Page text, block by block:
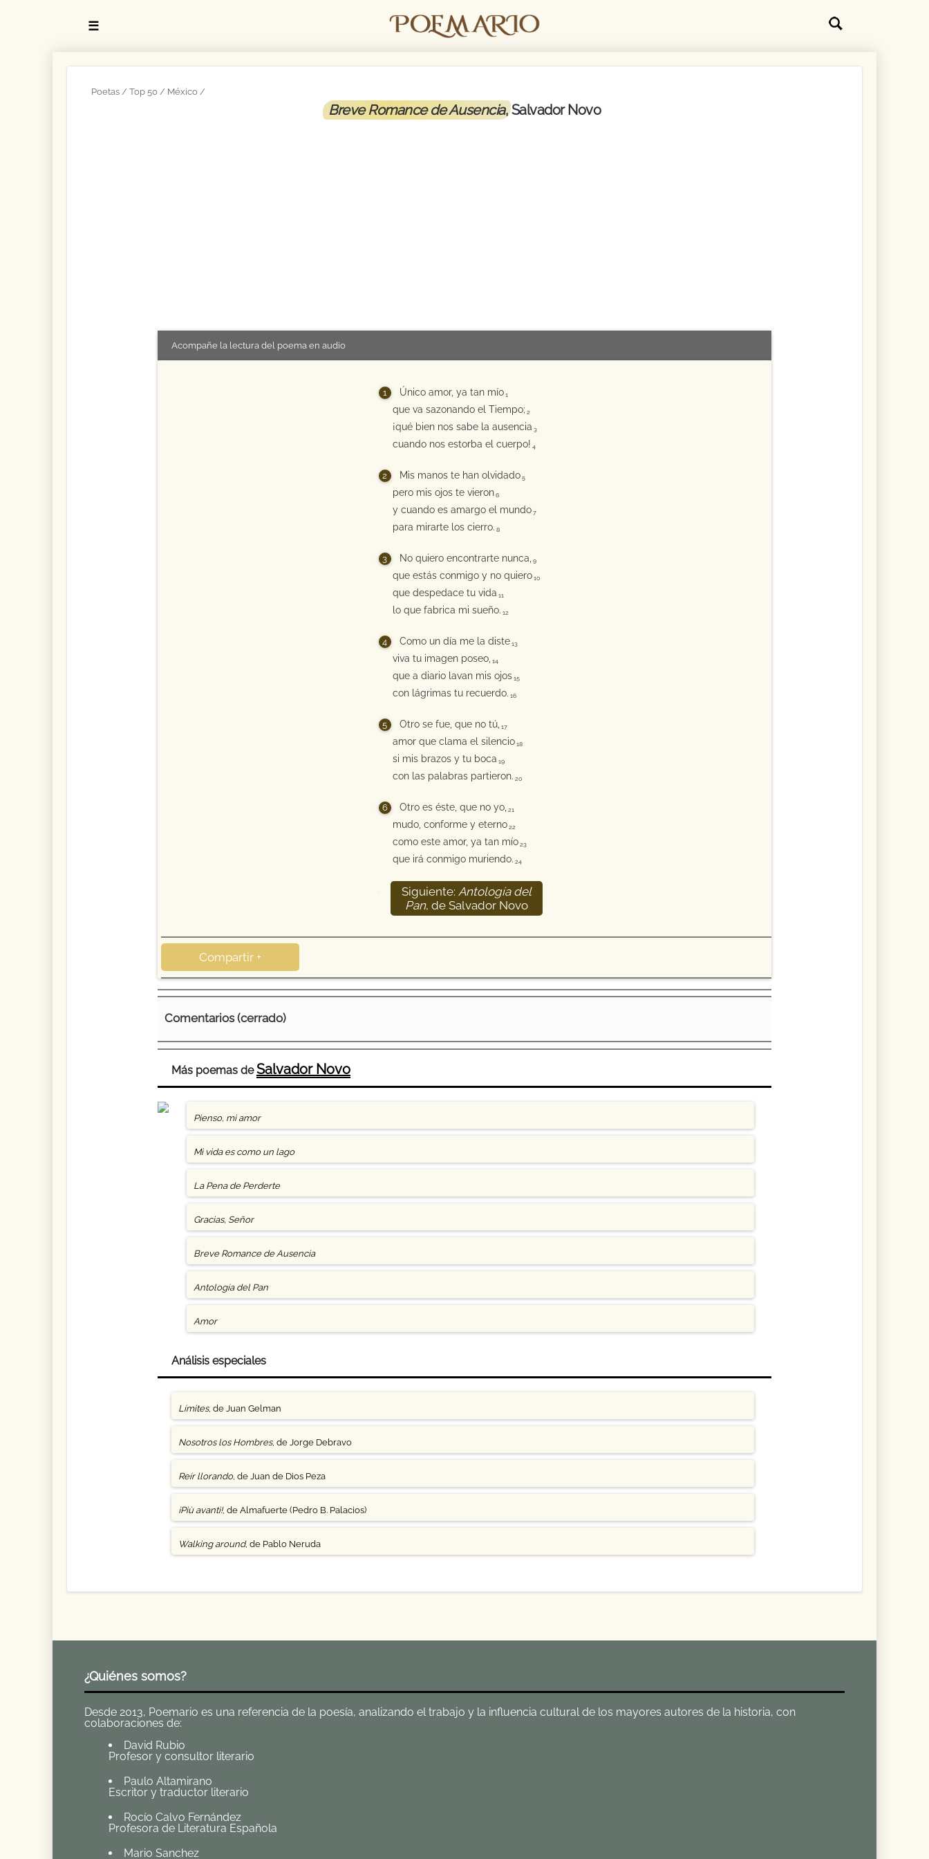
☰
Poetas Top 50 México
Breve Romance de Ausencia, Salvador Novo
Acompañe la lectura del poema en audio
Único amor, ya tan mío 1
que va sazonando el Tiempo; 2
¡qué bien nos sabe la ausencia 3
cuando nos estorba el cuerpo! 4
Mis manos te han olvidado 5
pero mis ojos te vieron 6
y cuando es amargo el mundo 7
para mirarte los cierro. 8
No quiero encontrarte nunca, 9
que estás conmigo y no quiero 10
que despedace tu vida 11
lo que fabrica mi sueño. 12
Como un día me la diste 13
viva tu imagen poseo, 14
que a diario lavan mis ojos 15
con lágrimas tu recuerdo. 16
Otro se fue, que no tú, 17
amor que clama el silencio 18
si mis brazos y tu boca 19
con las palabras partieron. 20
Otro es éste, que no yo, 21
mudo, conforme y eterno 22
como este amor, ya tan mío 23
que irá conmigo muriendo. 24
Siguiente: Antología del
Pan, de Salvador Novo
Compartir +
Comentarios (cerrado)
Más poemas deSalvador Novo
Pienso, mi amor
Mi vida es como un lago
La Pena de Perderte
Gracias, Señor
Breve Romance de Ausencia
Antología del Pan
Amor
Análisis especiales
Límites, de Juan Gelman
Nosotros los Hombres, de Jorge Debravo
Reír llorando, de Juan de Dios Peza
¡Più avanti!, de Almafuerte (Pedro B. Palacios)
Walking around, de Pablo Neruda
¿Quiénes somos?
Desde 2013, Poemario es una referencia de la poesía, analizando el trabajo y la influencia cultural de los mayores autores de la historia, con
colaboraciones de:
David Rubio
Profesor y consultor literario
Paulo Altamirano
Escritor y traductor literario
Rocío Calvo Fernández
Profesora de Literatura Española
Mario Sanchez